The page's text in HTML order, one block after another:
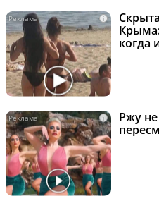
i
когда
i
Ржу не